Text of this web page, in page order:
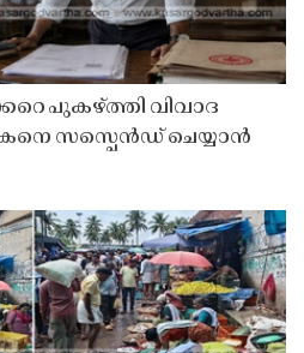
പുകഴ്ത്തി വിവാദ
സസ്പെൻഡ് ചെയ്യാൻ